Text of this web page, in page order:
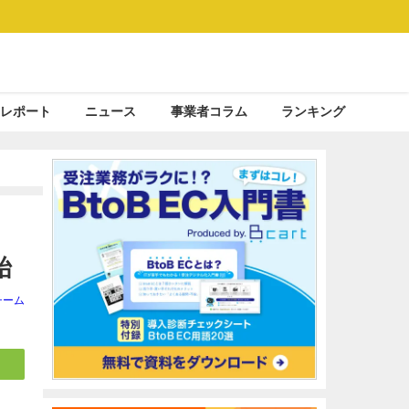
ポート ニュース 事業者コラム ランキング
ム